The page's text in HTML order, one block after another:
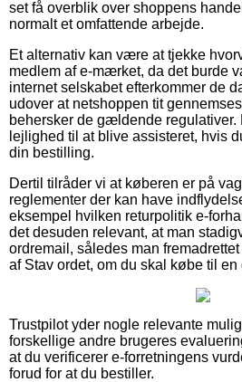
set få overblik over shoppens
normalt et omfattende arbejde.
Et alternativ kan være at tjekke
medlem af e-mærket, da det burde
internet selskabet efterkommer de
udover at netshoppen tit
behersker de gældende regulativer.
lejlighed til at blive assisteret, hvis
din bestilling.
Dertil tilråder vi at køberen er på
reglementer der kan have
eksempel hvilken returpolitik e-
det desuden relevant, at man
ordremail, således man
af Stav ordet, om du skal købe til
Trustpilot yder nogle relevante
forskellige andre brugeres
at du verificerer e-forretningens
forud for at du bestiller.